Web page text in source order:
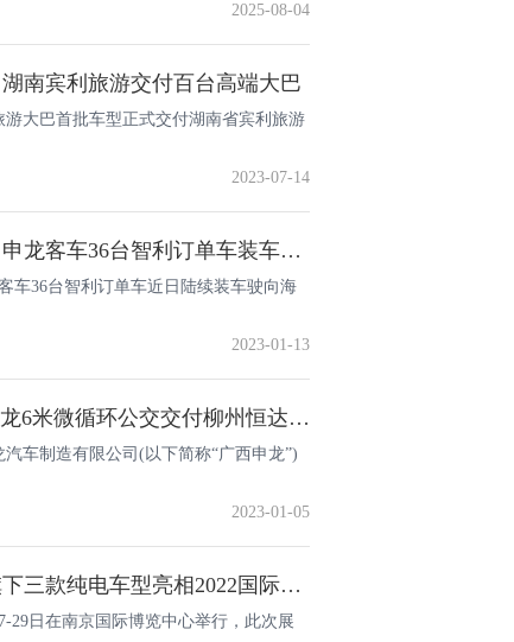
2025-08-04
南宾利旅游交付百台高端大巴
大巴首批车型正式交付湖南省宾利旅游
2023-07-14
开启南美洲中国智造新篇章 申龙客车36台智利订单车装车发运
车36台智利订单车近日陆续装车驶向海
2023-01-13
投身“敬老爱老”专线 广西申龙6米微循环公交交付柳州恒达巴士
车制造有限公司(以下简称“广西申龙”)
2023-01-05
绿色出行解决方案 申龙携旗下三款纯电车型亮相2022国际客车展
29日在南京国际博览中心举行，此次展